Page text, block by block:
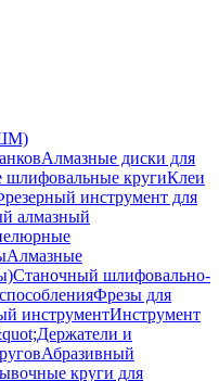
Алмазные диски для
шлифовальные кругиКлеи
инструмент для
алмазный
Алмазные
Станочный шлифовально-
Фрезы для
инструментИнструмент
Держатели и
Абразивный
круги для